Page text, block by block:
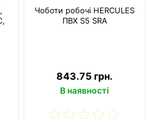
Чоботи робочі HERCULES
ПВХ S5 SRA
843.75 грн.
В наявності